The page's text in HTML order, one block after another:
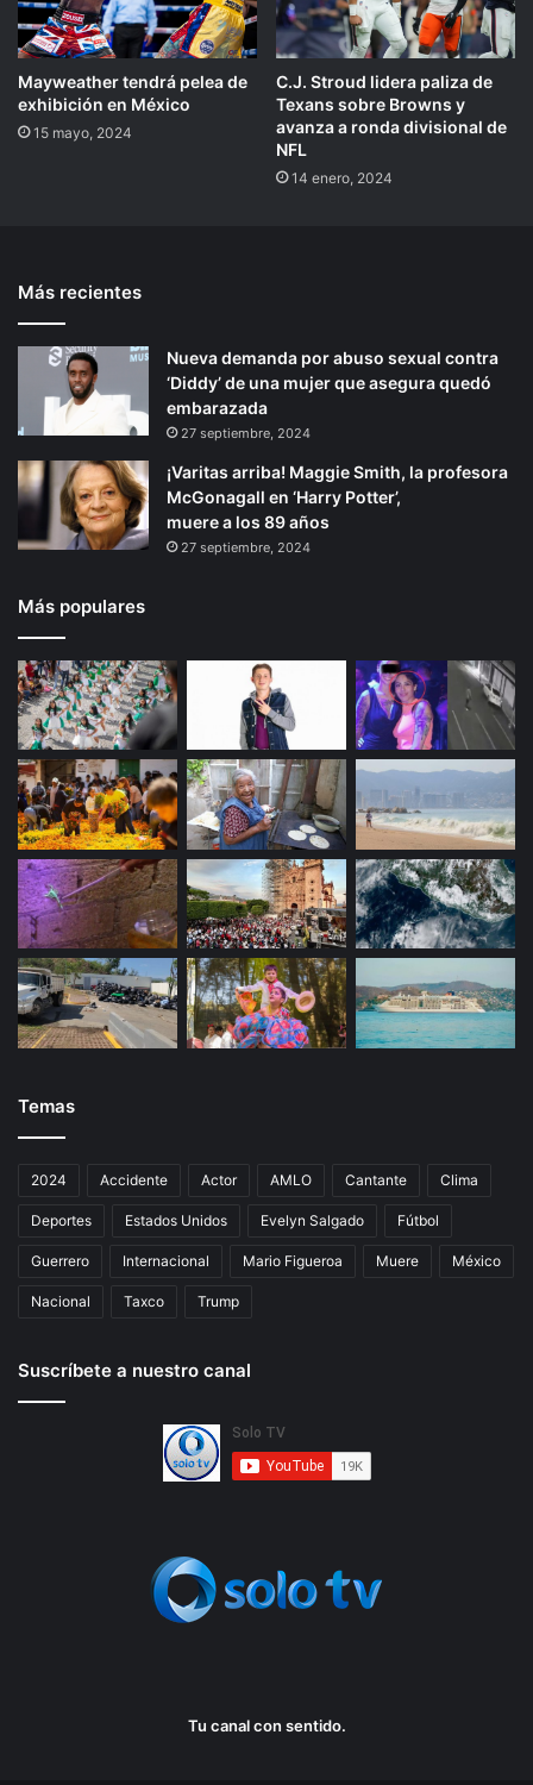
Mayweather tendrá pelea de
exhibición en México
15 mayo, 2024
C.J. Stroud lidera paliza de
Texans sobre Browns y
avanza a ronda divisional de
NFL
14 enero, 2024
Más recientes
Nueva demanda por abuso sexual contra
‘Diddy’ de una mujer que asegura quedó
embarazada
27 septiembre, 2024
¡Varitas arriba! Maggie Smith, la profesora
McGonagall en ‘Harry Potter’,
muere a los 89 años
27 septiembre, 2024
Más populares
Temas
2024 Accidente Actor AMLO Cantante Clima
Deportes Estados Unidos Evelyn Salgado Fútbol
Guerrero Internacional Mario Figueroa Muere México
Nacional Taxco Trump
Suscríbete a nuestro canal
Tu canal con sentido.